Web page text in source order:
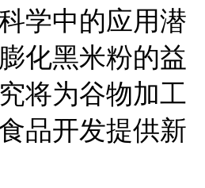
学中的应用潜
化黑米粉的益
将为谷物加工
品开发提供新